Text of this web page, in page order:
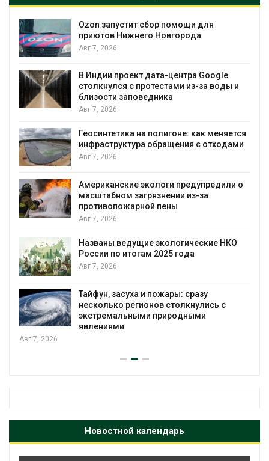
Ozon запустит сбор помощи для
приютов Нижнего Новгорода
Авг 7, 2026
В Индии проект дата-центра Google
столкнулся с протестами из-за воды и
близости заповедника
Авг 7, 2026
Геосинтетика на полигоне: как меняется
инфраструктура обращения с отходами
Авг 7, 2026
Американские экологи предупредили о
масштабном загрязнении из-за
противопожарной пены
Авг 7, 2026
Названы ведущие экологические НКО
России по итогам 2025 года
Авг 7, 2026
Тайфун, засуха и пожары: сразу
несколько регионов столкнулись с
экстремальными природными
явлениями
Авг 7, 2026
Новостной календарь